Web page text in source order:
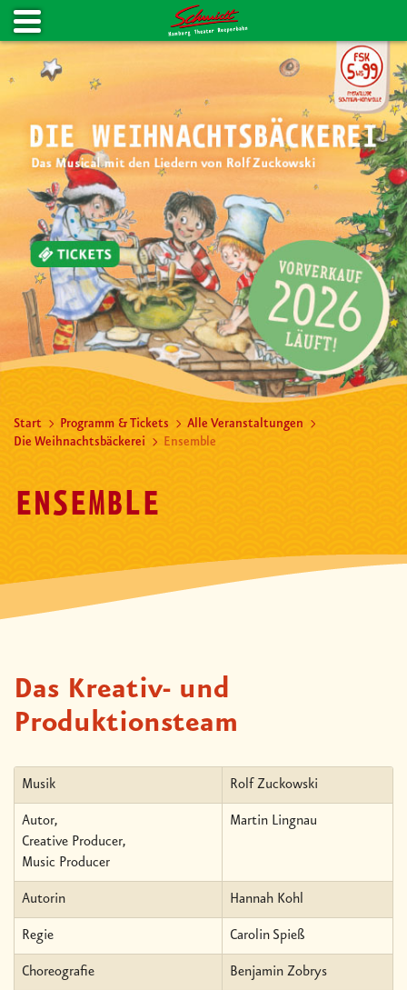
Start Programm & Tickets
Alle Veranstaltungen
Die Weihnachtsbäckerei
Ensemble
ENSEMBLE
Das Kreativ- und
Produktionsteam
Musik Rolf Zuckowski
Autor,
Creative Producer,
Music Producer
Martin Lingnau
Autorin Hannah Kohl
Regie Carolin Spieß
Choreografie Benjamin Zobrys